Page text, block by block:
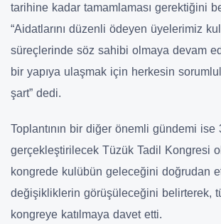
tarihine kadar tamamlaması gerektiğini
“Aidatlarını düzenli ödeyen üyelerimiz
süreçlerinde söz sahibi olmaya devam
bir yapıya ulaşmak için herkesin
şart” dedi.
Toplantının bir diğer önemli gündemi ise
gerçekleştirilecek Tüzük Tadil Kongresi
kongrede kulübün geleceğini doğrudan
değişikliklerin görüşüleceğini belirterek,
kongreye katılmaya davet etti.